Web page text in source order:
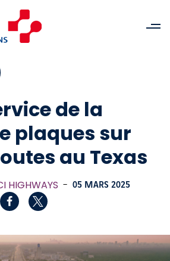
de la
plaques sur
au Texas
HIGHWAYS - 05 MARS 2025